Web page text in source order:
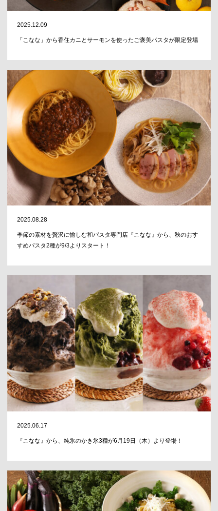
2025.12.09
「こなな」から香住カニとサーモンを使ったご褒美パスタが限定登場
2025.08.28
季節の素材を贅沢に愉しむ和パスタ専門店『こなな』から、秋のおす
すめパスタ2種が9/3よりスタート！
2025.06.17
『こなな』から、純氷のかき氷3種が6月19日（木）より登場！